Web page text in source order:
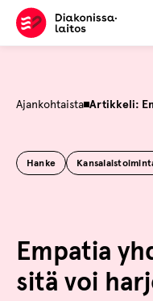
Hyppää
sisältöön
Ajankohtaista
Hanke
Empatia
sitä voi